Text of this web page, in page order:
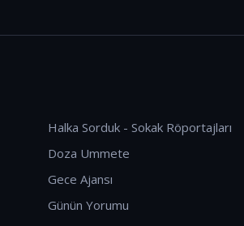
Halka Sorduk - Sokak Röportajları
Doza Ummete
Gece Ajansı
Günün Yorumu